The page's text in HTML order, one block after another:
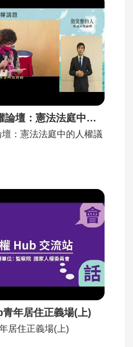
憲法法庭中的人權議題（上）
：憲法法庭中的人權議
青年居住正義場(上)
居住正義場(上)